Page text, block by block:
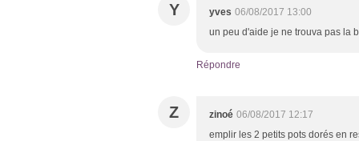
Y yves 06/08/2017 13:00
un peu d'aide je ne trouva pas la
Répondre
Z zinoé 06/08/2017 12:17
emplir les 2 petits pots dorés en